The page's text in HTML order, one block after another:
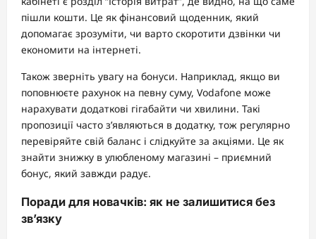
пішли кошти. Це як фінансовий щоденник, який
допомагає зрозуміти, чи варто скоротити дзвінки чи
економити на інтернеті.
Також зверніть увагу на бонуси. Наприклад, якщо ви
поповнюєте рахунок на певну суму, Vodafone може
нарахувати додаткові гігабайти чи хвилини. Такі
пропозиції часто з’являються в додатку, тож регулярно
перевіряйте свій баланс і слідкуйте за акціями. Це як
знайти знижку в улюбленому магазині – приємний
бонус, який завжди радує.
Поради для новачків: як не залишитися без
зв’язку